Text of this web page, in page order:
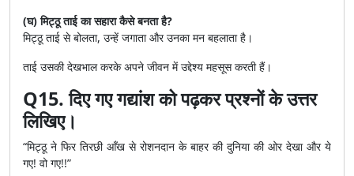
(घ) मिट्ठू ताई का सहारा कैसे बनता है?
मिट्ठू ताई से बोलता, उन्हें जगाता और उनका मन बहलाता है।
ताई उसकी देखभाल करके अपने जीवन में उद्देश्य महसूस करती हैं।
Q15. दिए गए गद्यांश को पढ़कर प्रश्नों के उत्तर
लिखिए।
“मिट्ठू ने फिर तिरछी आँख से रोशनदान के बाहर की दुनिया की ओर देखा और ये
गए! वो गए!!”